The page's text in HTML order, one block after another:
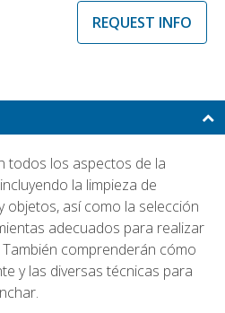
REQUEST INFO
todos los aspectos de la
la limpieza de
objetos, así como la selección
adecuados para realizar
comprenderán cómo
y las diversas técnicas para